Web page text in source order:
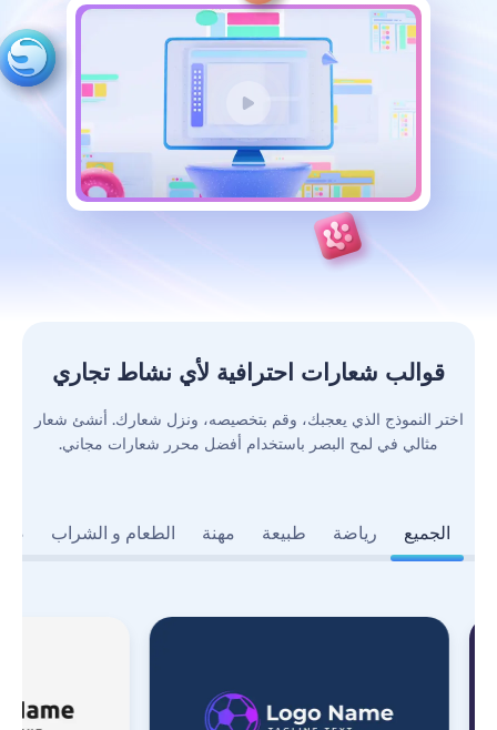
قوالب شعارات احترافية لأي نشاط تجاري
اختر النموذج الذي يعجبك، وقم بتخصيصه، ونزل شعارك. أنشئ شعار
مثالي في لمح البصر باستخدام أفضل محرر شعارات مجاني.
الجميع رياضة طبيعة مهنة الطعام و الشراب